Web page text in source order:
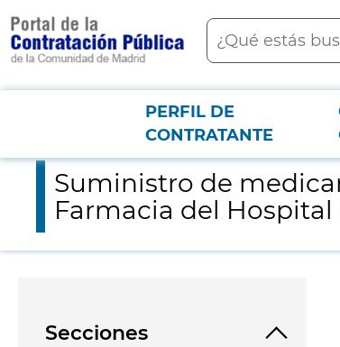
contenido
principal
Buscar
Menú PCON
PERFIL DE
CONTRATANTE
Suministro de medicamentos
Suministro de
Farmacia del
Secciones